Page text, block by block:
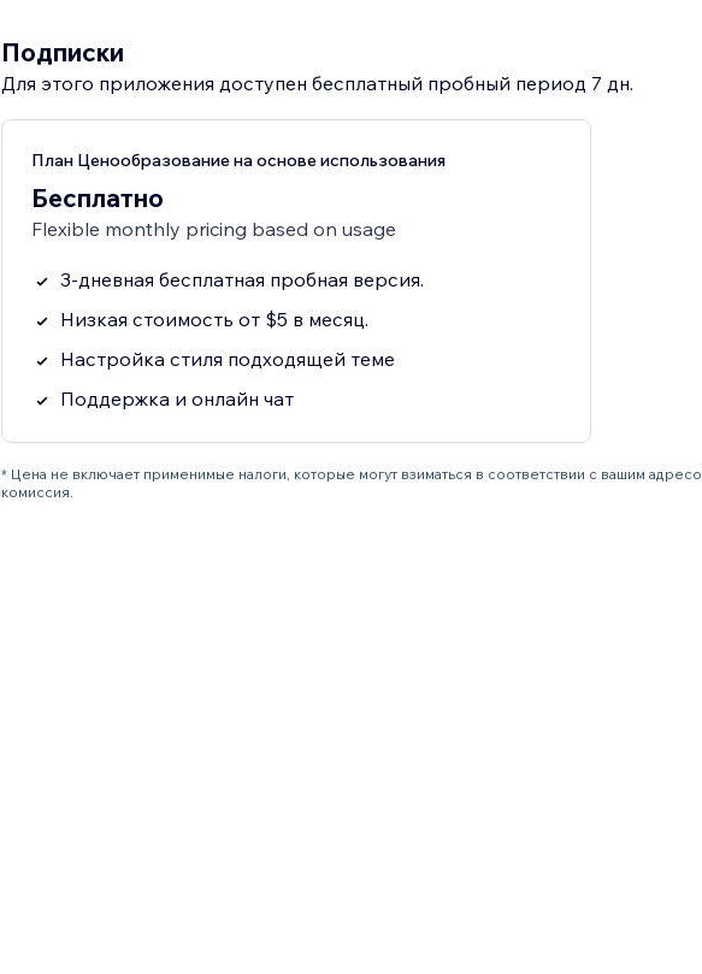
Подписки
Для этого приложения доступен бесплатный пробный период 7 дн.
План Ценообразование на основе использования
Бесплатно
Flexible monthly pricing based on usage
3-дневная бесплатная пробная версия.
Низкая стоимость от $5 в месяц.
Настройка стиля подходящей теме
Поддержка и онлайн чат
* Цена не включает применимые налоги, которые могут взиматься в соответствии с вашим
комиссия.